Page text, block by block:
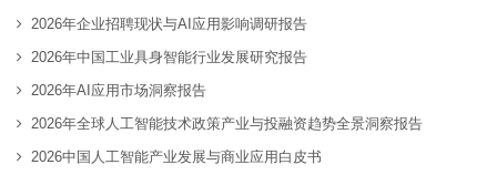
2026年企业招聘现状与AI应用影响调研报告
2026年中国工业具身智能行业发展研究报告
2026年AI应用市场洞察报告
2026年全球人工智能技术政策产业与投融资趋势全景洞察报告
2026中国人工智能产业发展与商业应用白皮书